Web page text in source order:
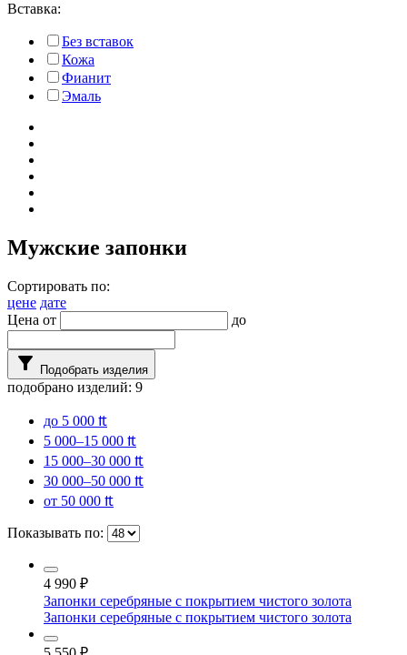
Вставка:
Без вставок
Кожа
Фианит
Эмаль
Мужские запонки
Сортировать по:
цене дате
Цена от
до
filter_alt Подобрать изделия
подобрано изделий: 9
до 5 000 ₶
5 000–15 000 ₶
15 000–30 000 ₶
30 000–50 000 ₶
от 50 000 ₶
Показывать по:
4 990 ₽
Запонки серебряные с покрытием чистого золота
Запонки серебряные с покрытием чистого золота